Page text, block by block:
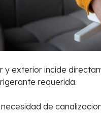
y exterior incide
requerida.
de